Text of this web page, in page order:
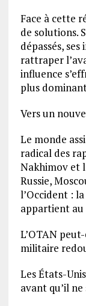
Face à cette
de solutions.
dépassés,
rattraper
influence
plus
Vers un
Le monde
radical des
Nakhimov et
Russie,
l’Occident :
appartient au
L’OTAN
militaire
Les États-
avant qu’il